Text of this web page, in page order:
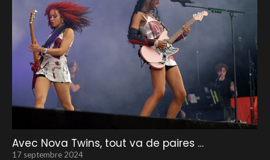
Avec Nova Twins, tout va de paires …
17 septembre 2024